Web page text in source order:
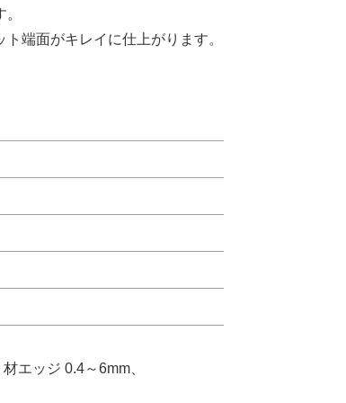
端面がキレイに仕上がります。
エッジ 0.4～6mm、